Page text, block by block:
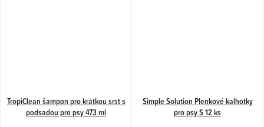
TropiClean šampon pro krátkou srst s
podsadou pro psy 473 ml
Simple Solution Plenkové kalhotky
pro psy S 12 ks